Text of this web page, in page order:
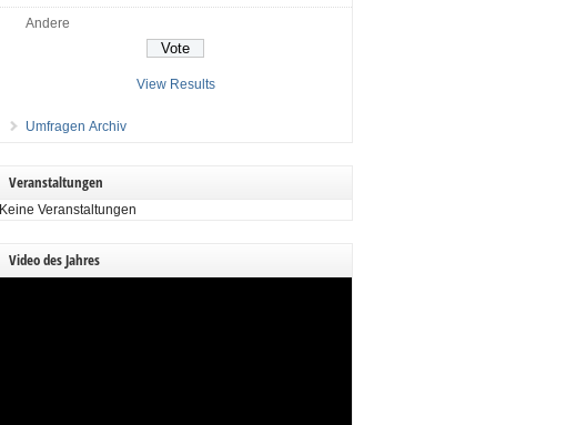
Andere
View Results
Umfragen Archiv
Veranstaltungen
Keine Veranstaltungen
Video des Jahres